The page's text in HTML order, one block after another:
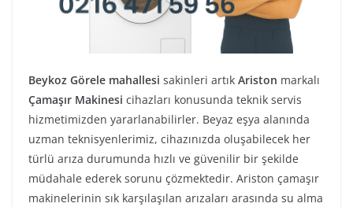
Beykoz Görele mahallesi sakinleri artık Ariston markalı
Çamaşır Makinesi cihazları konusunda teknik servis
hizmetimizden yararlanabilirler. Beyaz eşya alanında
uzman teknisyenlerimiz, cihazınızda oluşabilecek her
türlü arıza durumunda hızlı ve güvenilir bir şekilde
müdahale ederek sorunu çözmektedir. Ariston çamaşır
makinelerinin sık karşılaşılan arızaları arasında su alma